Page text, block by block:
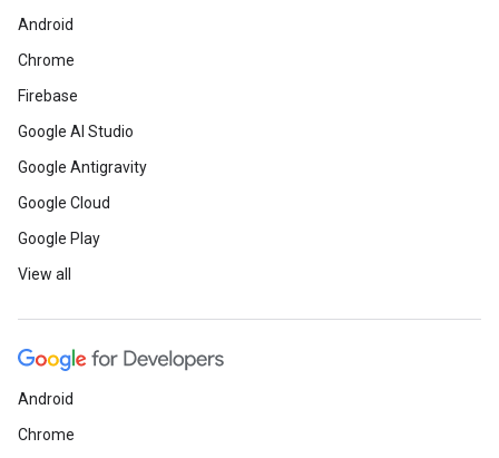
Android
Chrome
Firebase
Google AI Studio
Google Antigravity
Google Cloud
Google Play
View all
Android
Chrome